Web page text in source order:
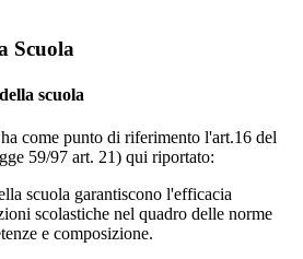
Scuola
scuola
come punto di riferimento l'art.16 del
59/97 art. 21) qui riportato:
scuola garantiscono l'efficacia
scolastiche nel quadro delle norme
e composizione.